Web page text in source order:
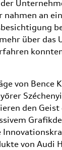
nahmen an
über das
von Bence
den Geist
von Audi